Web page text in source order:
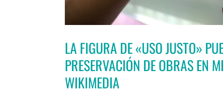
LA FIGURA DE «USO JUSTO»
PRESERVACIÓN DE OBRAS EN
WIKIMEDIA